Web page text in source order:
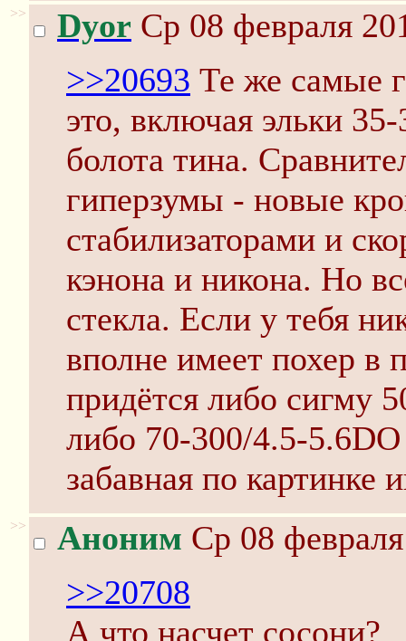
>> Dyor Ср 08 февраля
>>20693 Те же самые
это, включая эльки
болота тина.
гиперзумы - новые
стабилизаторами и
кэнона и никона. Но
стекла. Если у тебя
вполне имеет похер в
придётся либо сигму
либо 70-300/4.5-
забавная по картинке
>> Аноним Ср 08
>>20708
А что насчет сосони?